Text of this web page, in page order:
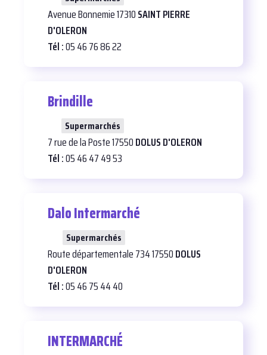
Avenue Bonnemie 17310SAINT PIERRE
D'OLERON
Tél :05 46 76 86 22
Brindille
Supermarchés
7 rue de la Poste 17550DOLUS D'OLERON
Tél :05 46 47 49 53
Dalo Intermarché
Supermarchés
Route départementale 734 17550DOLUS
D'OLERON
Tél :05 46 75 44 40
INTERMARCHÉ